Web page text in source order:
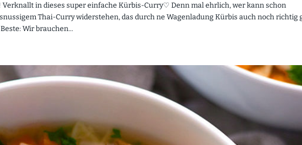
in dieses super einfache Kürbis-Curry♡ Denn mal ehrlich, wer kann schon
Thai-Curry widerstehen, das durch ne Wagenladung Kürbis auch noch richtig
Wir brauchen...